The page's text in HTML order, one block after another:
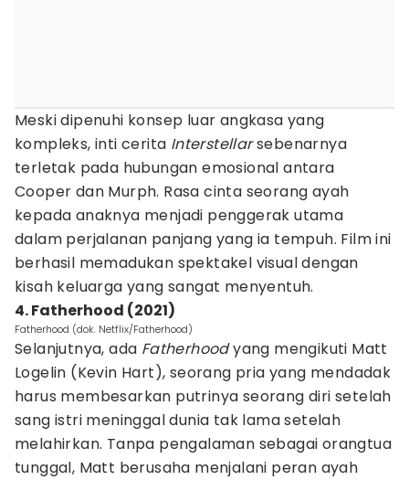
Meski dipenuhi konsep luar angkasa yang
kompleks, inti cerita Interstellarsebenarnya
terletak pada hubungan emosional antara
Cooper dan Murph. Rasa cinta seorang ayah
kepada anaknya menjadi penggerak utama
dalam perjalanan panjang yang ia tempuh. Film ini
berhasil memadukan spektakel visual dengan
kisah keluarga yang sangat menyentuh.
4. Fatherhood (2021)
Fatherhood (dok. Netflix/Fatherhood)
Selanjutnya, ada Fatherhoodyang mengikuti Matt
Logelin (Kevin Hart), seorang pria yang mendadak
harus membesarkan putrinya seorang diri setelah
sang istri meninggal dunia tak lama setelah
melahirkan. Tanpa pengalaman sebagai orangtua
tunggal, Matt berusaha menjalani peran ayah